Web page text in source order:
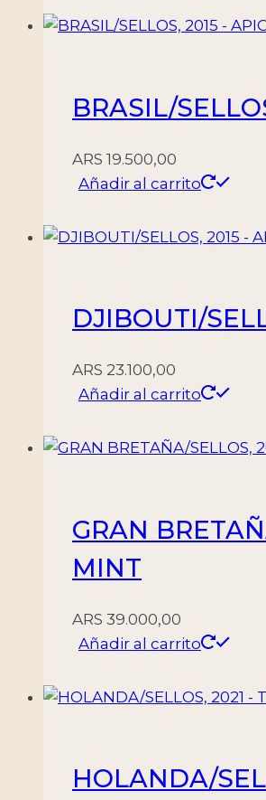
BRASIL/
ARS 19.500,00
Añadir al carrito
DJIBOUTI/
ARS 23.100,00
Añadir al carrito
GRAN
MINT
ARS 39.000,00
Añadir al carrito
HOLANDA/